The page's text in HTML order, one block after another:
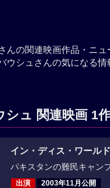
んの関連映画作品・ニュ
ウシュさんの気になる情
シュ 関連映画 1
イン・ディス・ワールド
パキスタンの難民キャン
出演 2003年11月公開